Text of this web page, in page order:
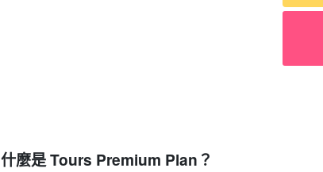
什麼是 Tours Premium Plan？